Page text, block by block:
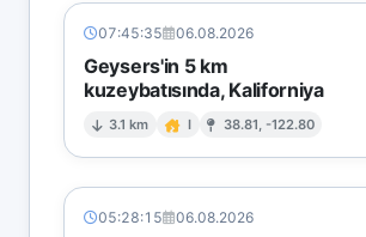
07:45:35 06.08.2026
Geysers'in 5 km
kuzeybatısında, Kaliforniya
3.1 km I 38.81, -122.80
05:28:15 06.08.2026